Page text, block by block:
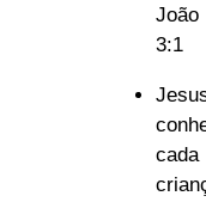
João
3:1
cada